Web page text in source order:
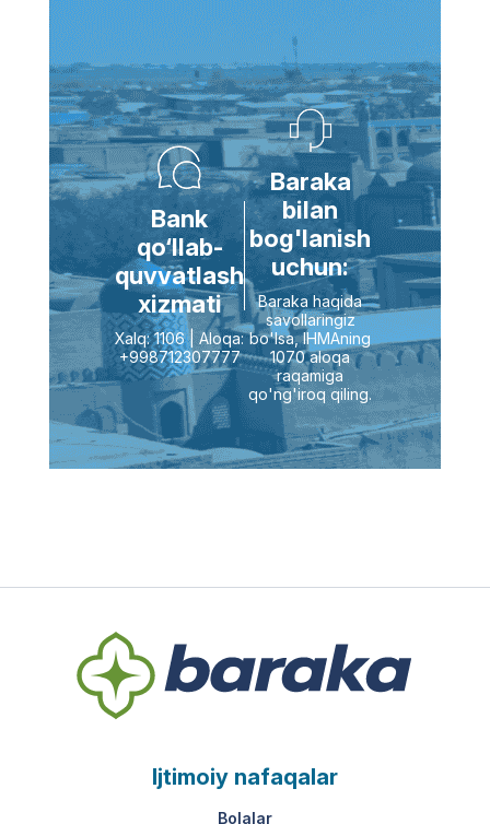
Bank
qo‘llab-
quvvatlash
xizmati
Xalq: 1106 | Aloqa:
+998712307777
Baraka
bilan
bog'lanish
uchun:
Baraka haqida
savollaringiz
bo'lsa, IHMAning
1070 aloqa
raqamiga
qo'ng'iroq qiling.
Ijtimoiy nafaqalar
Bolalar